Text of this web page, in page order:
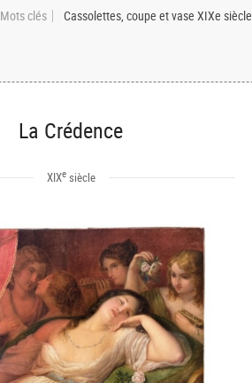
Mots clés Cassolettes, coupe et vase XIXe siècle
La Crédence
XIXesiècle